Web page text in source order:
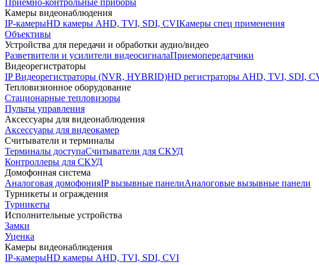
Приемно-контрольные приборы
Камеры видеонаблюдения
IP-камерыHD камеры AHD, TVI, SDI, CVIКамеры спец применения
Объективы
Устройства для передачи и обработки аудио/видео
Разветвители и усилители видеосигналаПриемопередатчики
Видеорегистраторы
IP Видеорегистраторы (NVR, HYBRID)HD регистраторы AHD, TVI, SDI,
Тепловизионное оборудование
Стационарные тепловизоры
Пульты управления
Аксессуары для видеонаблюдения
Аксессуары для видеокамер
Считыватели и терминалы
Терминалы доступаСчитыватели для СКУД
Контроллеры для СКУД
Домофонная система
Аналоговая домофонияIP вызывные панелиАналоговые вызывные панели
Турникеты и ограждения
Турникеты
Исполнительные устройства
Замки
Уценка
Камеры видеонаблюдения
IP-камерыHD камеры AHD, TVI, SDI, CVI